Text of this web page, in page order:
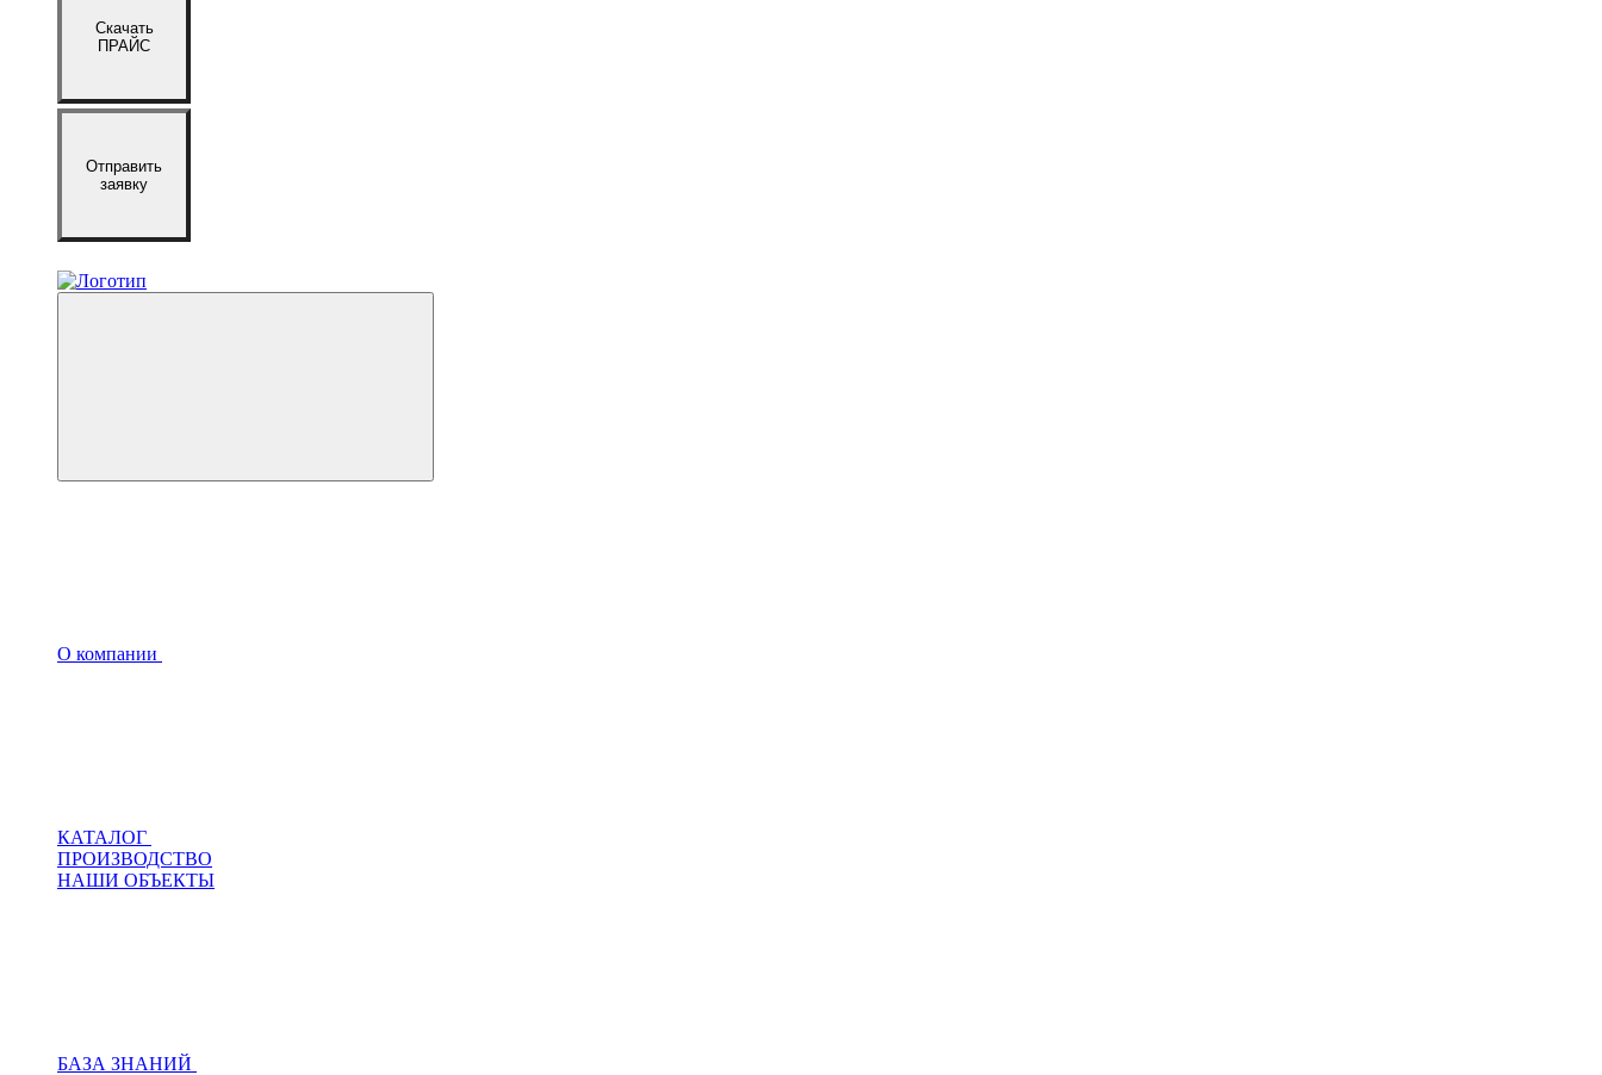
Скачать
ПРАЙС
Отправить
заявку
О компании
КАТАЛОГ
ПРОИЗВОДСТВО
НАШИ ОБЪЕКТЫ
БАЗА ЗНАНИЙ